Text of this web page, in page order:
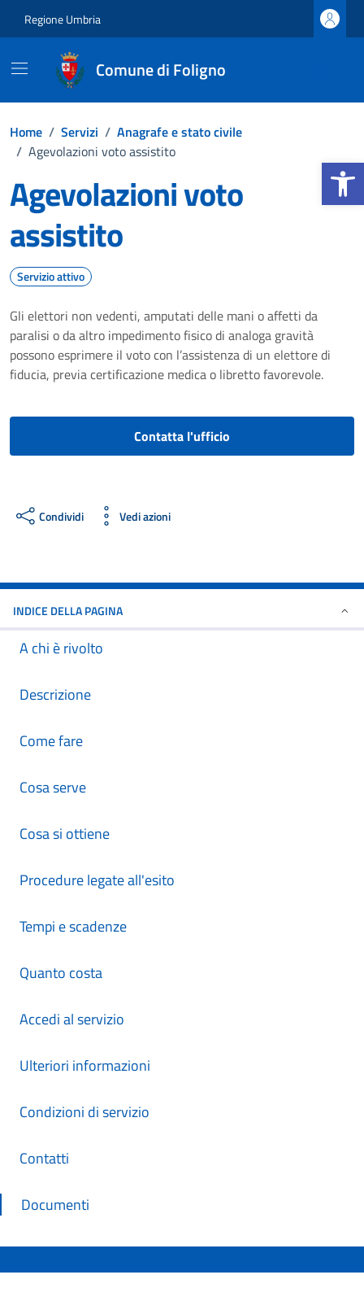
Apri la
Regione Umbria
Comune di Foligno
Home / Servizi / Anagrafe e stato civile
/ Agevolazioni voto assistito
Agevolazioni voto
assistito
Servizio attivo
Gli elettori non vedenti, amputati delle mani o affetti da
paralisi o da altro impedimento fisico di analoga gravità
possono esprimere il voto con l’assistenza di un elettore di
fiducia, previa certificazione medica o libretto favorevole.
Contatta l'ufficio
Condividi Vedi azioni
INDICE DELLA PAGINA
A chi è rivolto
Descrizione
Come fare
Cosa serve
Cosa si ottiene
Procedure legate all'esito
Tempi e scadenze
Quanto costa
Accedi al servizio
Ulteriori informazioni
Condizioni di servizio
Contatti
Documenti